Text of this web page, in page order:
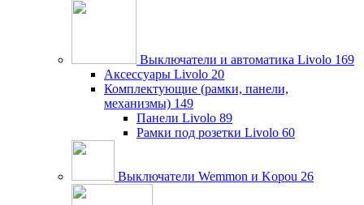
Выключатели и автоматика Livolo 169
Аксессуары Livolo 20
Комплектующие (рамки, панели,
механизмы) 149
Панели Livolo 89
Рамки под розетки Livolo 60
Выключатели Wemmon и Kopou 26